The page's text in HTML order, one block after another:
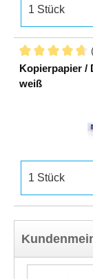
Kopierpapier /
weiß